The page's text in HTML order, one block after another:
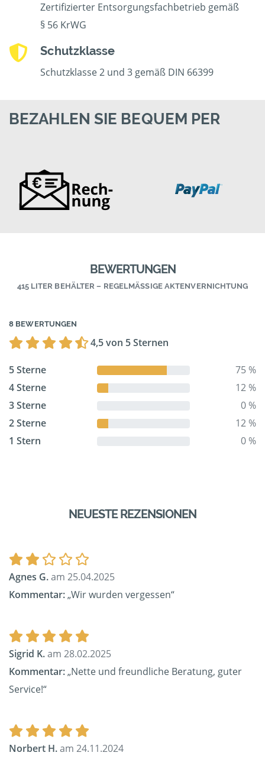
Zertifizierter Entsorgungsfachbetrieb gemäß
§ 56 KrWG
Schutzklasse
Schutzklasse 2 und 3 gemäß DIN 66399
BEZAHLEN SIE BEQUEM PER
BEWERTUNGEN
415 LITER BEHÄLTER – REGELMÄSSIGE AKTENVERNICHTUNG
8 BEWERTUNGEN
4,5 von 5 Sternen
5 Sterne
75 %
4 Sterne
12 %
3 Sterne
0 %
2 Sterne
12 %
1 Stern
0 %
NEUESTE REZENSIONEN
Agnes G.am 25.04.2025
Kommentar:„Wir wurden vergessen“
Sigrid K.am 28.02.2025
Kommentar:„Nette und freundliche Beratung, guter
Service!“
Norbert H.am 24.11.2024